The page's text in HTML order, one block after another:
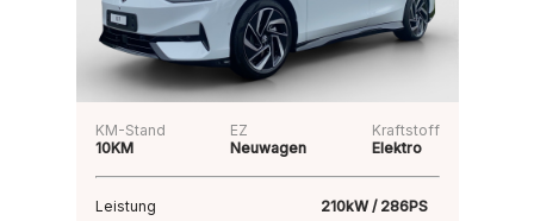
KM-Stand
10KM
EZ
Neuwagen
Kraftstoff
Elektro
Leistung 210kW / 286PS